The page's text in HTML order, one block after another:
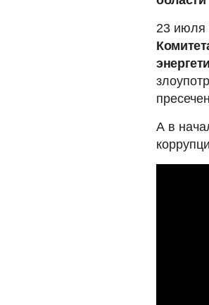
23 июля
А в